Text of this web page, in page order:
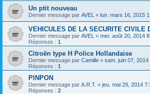
Un ptit nouveau
Dernier message par AVEL « lun. mars 16, 2015
VEHICULES DE LA SECURITE CIVILE
Dernier message par AVEL « mer. août 20, 2014
Réponses : 1
Citroën type H Police Hollandaise
Dernier message par Camille « sam. juin 07, 2014
Réponses : 1
PINPON
Dernier message par A.R.T. « jeu. mai 29, 2014
Réponses : 2